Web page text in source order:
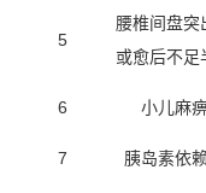
5
腰椎间盘突
或愈后不足
6 小儿麻
7 胰岛素依